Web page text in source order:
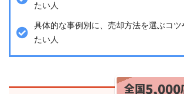
たい人
具体的な事例別に、売却方法を選ぶコツ
たい人